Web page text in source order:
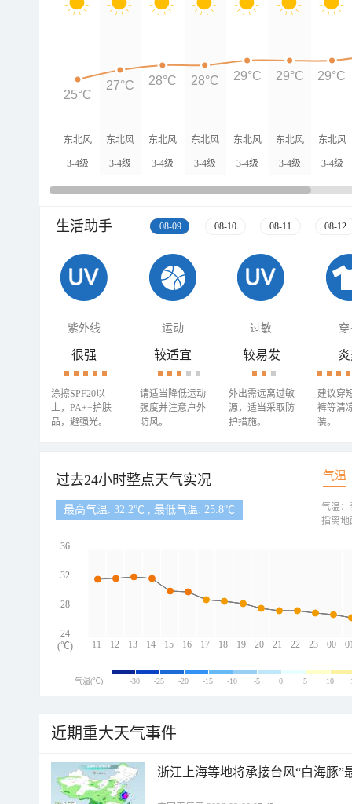
东北风
3-4级
东北风
3-4级
东北风
3-4级
东北风
3-4级
东北风
3-4级
东北风
3-4级
东北风
3-4级
25°C
27°C 28°C 28°C 29°C 29°C 29°C
生活助手 08-09 08-10 08-11 08-12
紫外线 运动 过敏 穿
很强
涂擦SPF20以
上，PA++护肤
品，避强光。
较适宜
请适当降低运动
强度并注意户外
防风。
较易发
外出需远离过敏
源，适当采取防
护措施。
建议穿
裤等清
装。
过去24小时整点天气实况 气温
最高气温: 32.2℃ , 最低气温: 25.8℃
11 12 13 14 15 16 17 18 19 20 21 22 23 00
36
32
28
24
(℃)
气温：
指离地
气温(℃) -30 -25 -20 -15 -10 -5 0 5 10
近期重大天气事件
浙江上海等地将承接台风“白海豚”